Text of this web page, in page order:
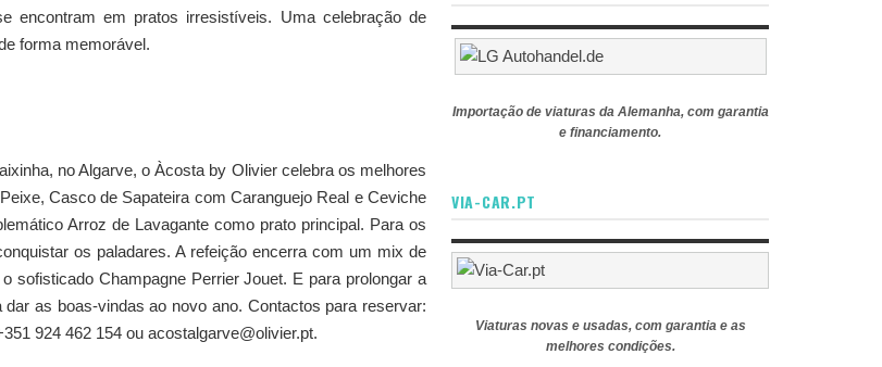
encontram em pratos irresistíveis. Uma celebração de
forma memorável.
no Algarve, o Àcosta by Olivier celebra os melhores
Casco de Sapateira com Caranguejo Real e Ceviche
Arroz de Lavagante como prato principal. Para os
os paladares. A refeição encerra com um mix de
sofisticado Champagne Perrier Jouet. E para prolongar a
as boas-vindas ao novo ano. Contactos para reservar:
924 462 154 ou acostalgarve@olivier.pt.
Importação de viaturas da Alemanha, com garantia
e financiamento.
VIA-CAR.PT
Viaturas novas e usadas, com garantia e as
melhores condições.